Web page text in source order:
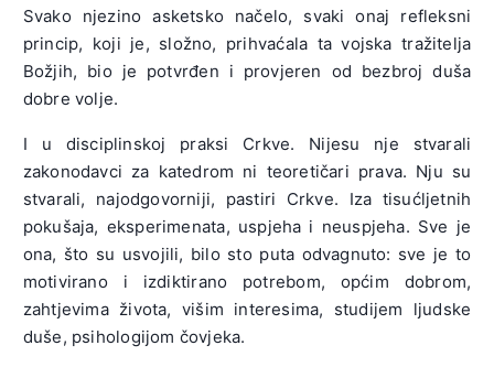
Svako njezino asketsko načelo, svaki onaj refleksni
princip, koji je, složno, prihvaćala ta vojska tražitelja
Božjih, bio je potvrđen i provjeren od bezbroj duša
dobre volje.
I u disciplinskoj praksi Crkve. Nijesu nje stvarali
zakonodavci za katedrom ni teoretičari prava. Nju su
stvarali, najodgovorniji, pastiri Crkve. Iza tisućljetnih
pokušaja, eksperimenata, uspjeha i neuspjeha. Sve je
ona, što su usvojili, bilo sto puta odvagnuto: sve je to
motivirano i izdiktirano potrebom, općim dobrom,
zahtjevima života, višim interesima, studijem ljudske
duše, psihologijom čovjeka.